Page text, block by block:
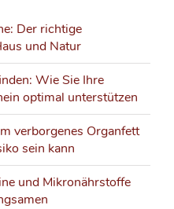
Der richtige
und Natur
Wie Sie Ihre
optimal unterstützen
verborgenes Organfett
sein kann
und Mikronährstoffe